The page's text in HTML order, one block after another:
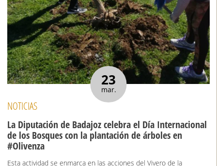
23
mar.
NOTICIAS
La Diputación de Badajoz celebra el Día Internacional
de los Bosques con la plantación de árboles en
#Olivenza
Esta actividad se enmarca en las acciones del Vivero de la